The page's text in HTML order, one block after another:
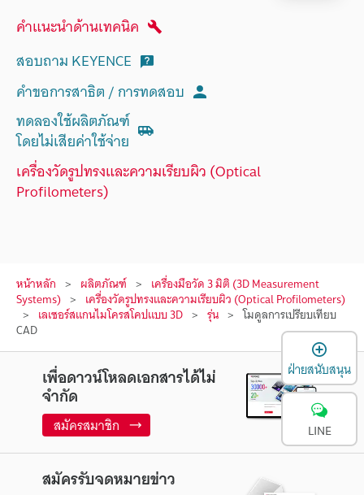
คำแนะนำด้านเทคนิค
สอบถาม KEYENCE
คำขอการสาธิต / การทดสอบ
ทดลองใช้ผลิตภัณฑ์
โดยไม่เสียค่าใช้จ่าย
เครื่องวัดรูปทรงและความเรียบผิว (Optical
Profilometers)
หน้าหลัก ผลิตภัณฑ์ เครื่องมือวัด 3 มิติ (3D Measurement
Systems) เครื่องวัดรูปทรงและความเรียบผิว (Optical Profilometers)
เลเซอร์สแกนไมโครสโคปแบบ 3D รุ่น โมดูลการเปรียบเทียบ
CAD
เพื่อดาวน์โหลดเอกสารได้ไม่
จำกัด
สมัครสมาชิก
สมัครรับจดหมายข่าว
ฝ่ายสนับสนุน
LINE